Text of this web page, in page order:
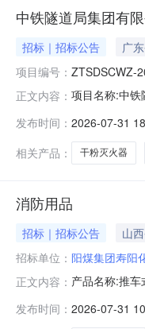
中铁隧道局集团有
招标｜招标公告 广
项目编号： ZTSDSCWZ-
正文内容： 项目名称:中
发布时间： 2026-07-31
相关产品：
干粉灭火器
消防用品
招标｜招标公告 山
招标单位： 阳煤集团寿阳
正文内容： 产品名称:推
0309:35:03还
发布时间： 2026-07-31